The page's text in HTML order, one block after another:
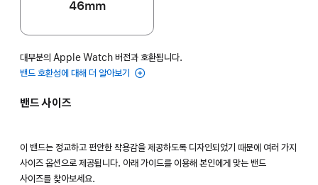
46mm
대부분의 Apple Watch 버전과 호환됩니다.
밴드 호환성에 대해 더 알아보기
밴드 사이즈
이 밴드는 정교하고 편안한 착용감을 제공하도록 디자인되었기 때문에 여러 가지
사이즈 옵션으로 제공됩니다. 아래 가이드를 이용해 본인에게 맞는 밴드
사이즈를 찾아보세요.